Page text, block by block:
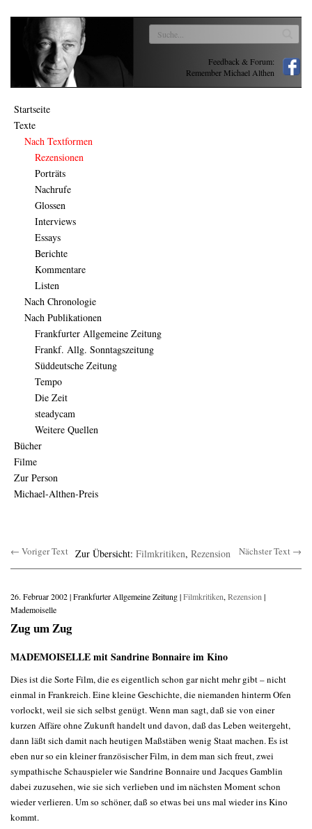
Feedback & Forum:
Remember Michael Althen
Startseite
Texte
Nach Textformen
Rezensionen
Porträts
Nachrufe
Glossen
Interviews
Essays
Berichte
Kommentare
Listen
Nach Chronologie
Nach Publikationen
Frankfurter Allgemeine Zeitung
Frankf. Allg. Sonntagszeitung
Süddeutsche Zeitung
Tempo
Die Zeit
steadycam
Weitere Quellen
Bücher
Filme
Zur Person
Michael-Althen-Preis
← Voriger Text Zur Übersicht: Filmkritiken, Rezension Nächster Text →
26. Februar 2002 | Frankfurter Allgemeine Zeitung |Filmkritiken, Rezension |
Mademoiselle
Zug um Zug
MADEMOISELLE mit Sandrine Bonnaire im Kino
Dies ist die Sorte Film, die es eigentlich schon gar nicht mehr gibt – nicht
einmal in Frankreich. Eine kleine Geschichte, die niemanden hinterm Ofen
vorlockt, weil sie sich selbst genügt. Wenn man sagt, daß sie von einer
kurzen Affäre ohne Zukunft handelt und davon, daß das Leben weitergeht,
dann läßt sich damit nach heutigen Maßstäben wenig Staat machen. Es ist
eben nur so ein kleiner französischer Film, in dem man sich freut, zwei
sympathische Schauspieler wie Sandrine Bonnaire und Jacques Gamblin
dabei zuzusehen, wie sie sich verlieben und im nächsten Moment schon
wieder verlieren. Um so schöner, daß so etwas bei uns mal wieder ins Kino
kommt.